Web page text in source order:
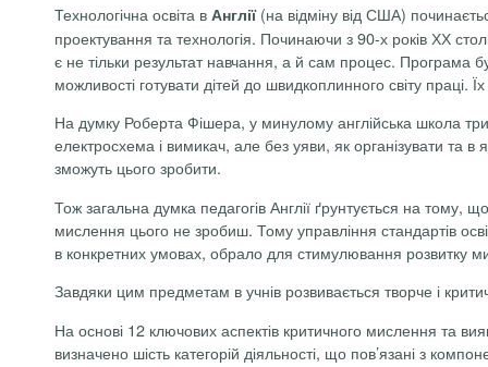
Технологічна освіта в Англії(на відміну від США)
проектування та технологія. Починаючи з 90-х років ХХ
є не тільки результат навчання, а й сам процес. Програма
можливості готувати дітей до швидкоплинного світу праці.
На думку Роберта Фішера, у минулому англійська школа
електросхема і вимикач, але без уяви, як організувати та
зможуть цього зробити.
Тож загальна думка педагогів Англії ґрунтується на тому,
мислення цього не зробиш. Тому управління стандартів
в конкретних умовах, обрало для стимулювання розвитку
Завдяки цим предметам в учнів розвивається творче і
На основі 12 ключових аспектів критичного мислення та
визначено шість категорій діяльності, що пов’язані з